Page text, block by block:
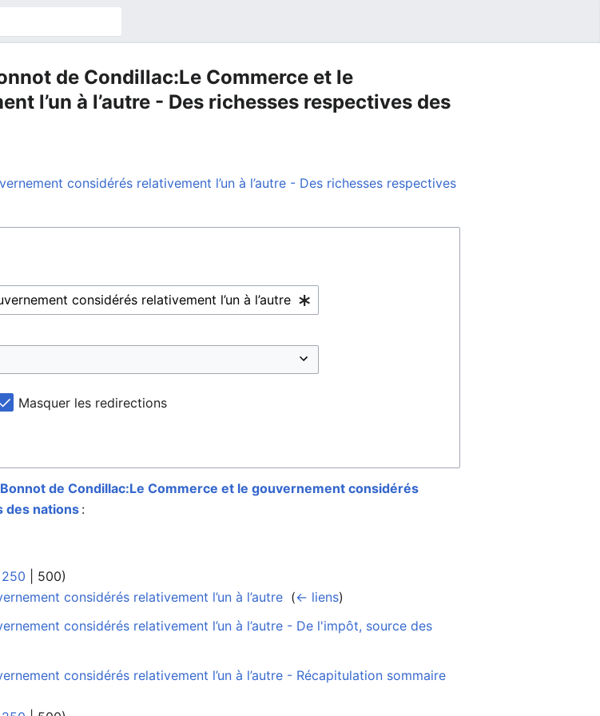
de Condillac:Le Commerce et le
l’un à l’autre - Des richesses respectives des
considérés relativement l’un à l’autre - Des richesses respectives
Masquer les redirections
de Condillac:Le Commerce et le gouvernement considérés
des nations:
250 500)
considérés relativement l’un à l’autre (← liens)
considérés relativement l’un à l’autre - De l'impôt, source des
considérés relativement l’un à l’autre - Récapitulation sommaire